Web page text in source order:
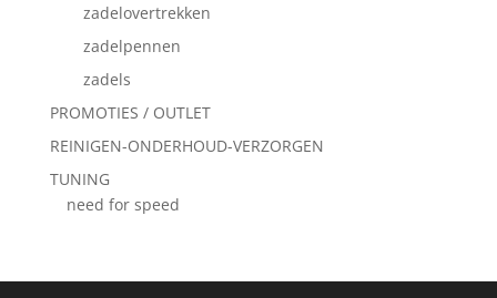
zadelovertrekken
zadelpennen
zadels
PROMOTIES / OUTLET
REINIGEN-ONDERHOUD-VERZORGEN
TUNING
need for speed